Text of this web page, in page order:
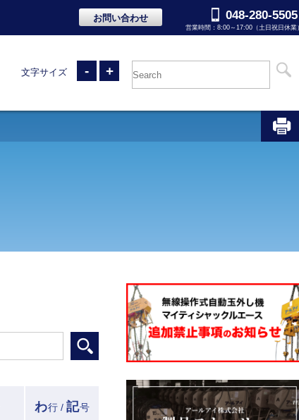
お問い合わせ 048-280-5505
営業時間：8:00～17:00（土日祝日休業
文字サイズ - +
わ行 / 記号